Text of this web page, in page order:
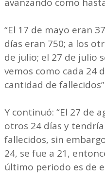
“El 17 de mayo eran
días eran 750; a los
de julio; el 27 de julio
vemos como cada 24
cantidad de
Y continuó: “El 27 de
otros 24 días y
fallecidos, sin
24, se fue a 21,
último periodo es de